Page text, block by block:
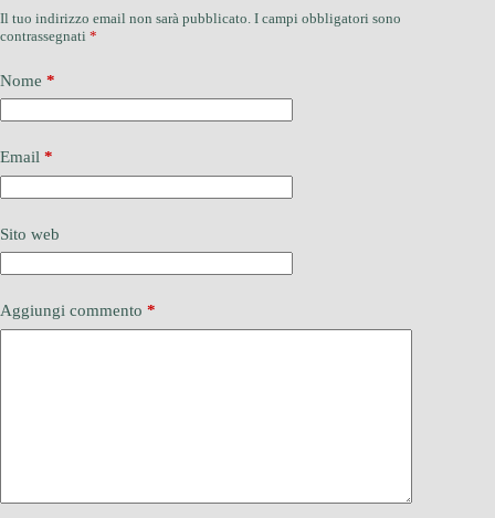
Il tuo indirizzo email non sarà pubblicato. I campi obbligatori sono
contrassegnati *
Nome *
Email *
Sito web
Aggiungi commento *